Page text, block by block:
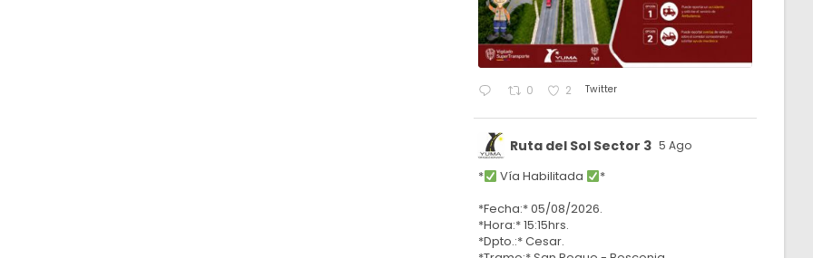
0 2 Twitter
Ruta del Sol Sector 3 5 Ago
* Vía Habilitada
*
*Fecha:* 05/08/2026.
*Hora:* 15:15hrs.
*Dpto.:* Cesar.